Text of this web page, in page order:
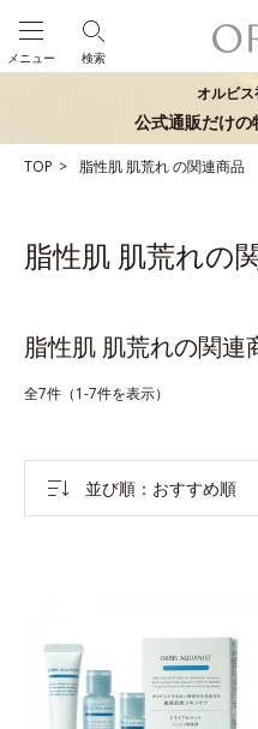
検索
メニュー
オルビ
公式通販だけの
TOP 脂性肌 肌荒れの関連商品
脂性肌 肌荒れの
脂性肌 肌荒れの関
全7件（1-7件を表示）
並び順 おすすめ順